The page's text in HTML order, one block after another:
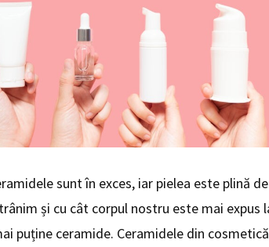
sunt în exces, iar pielea este plină
și cu cât corpul nostru este mai expus
puține ceramide. Ceramidele din